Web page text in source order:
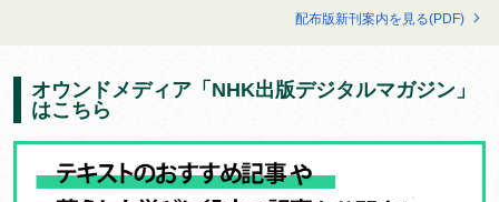
配布版新刊案内を見る(PDF)
オウンドメディア「NHK出版デジタルマガジン」
はこちら